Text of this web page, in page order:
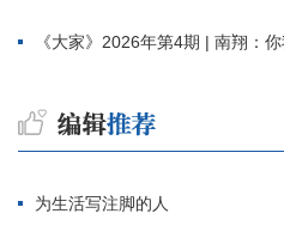
《大家》2026年第4期 | 南翔：
为生活写注脚的人